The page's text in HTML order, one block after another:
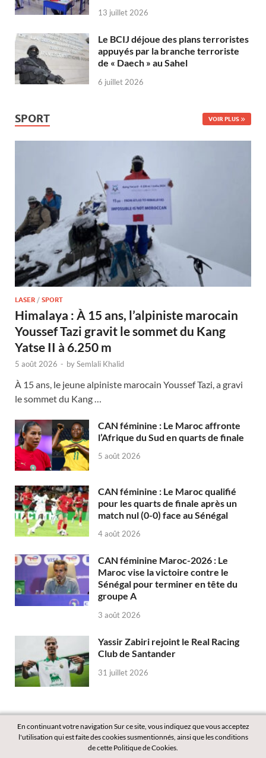
13 juillet 2026
Le BCIJ déjoue des plans terroristes
appuyés par la branche terroriste
de « Daech » au Sahel
6 juillet 2026
SPORT VOIR PLUS
LASER / SPORT
Himalaya : À 15 ans, l’alpiniste marocain
Youssef Tazi gravit le sommet du Kang
Yatse II à 6.250 m
5 août 2026 - bySemlali Khalid
À 15 ans, le jeune alpiniste marocain Youssef Tazi, a gravi
le sommet du Kang …
CAN féminine : Le Maroc affronte
l’Afrique du Sud en quarts de finale
5 août 2026
CAN féminine : Le Maroc qualifié
pour les quarts de finale après un
match nul (0-0) face au Sénégal
4 août 2026
CAN féminine Maroc-2026 : Le
Maroc vise la victoire contre le
Sénégal pour terminer en tête du
groupe A
3 août 2026
Yassir Zabiri rejoint le Real Racing
Club de Santander
31 juillet 2026
En continuant votre navigation Sur ce site, vous indiquez que vous acceptez
l'utilisation qui est faite des cookies susmentionnés, ainsi que les conditions
de cette Politique de Cookies.